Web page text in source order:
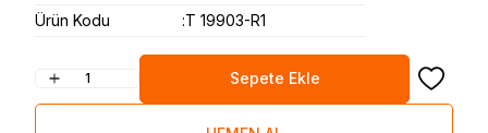
Ürün Kodu
:T 19903-R1
Sepete Ekle Favoriye